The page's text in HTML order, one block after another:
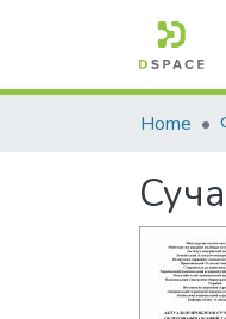
Home